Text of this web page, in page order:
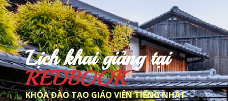
Lịch khai giảng tại
REDBOOK
KHÓA ĐÀO TẠO GIÁO VIÊN TIẾNG NHẬT